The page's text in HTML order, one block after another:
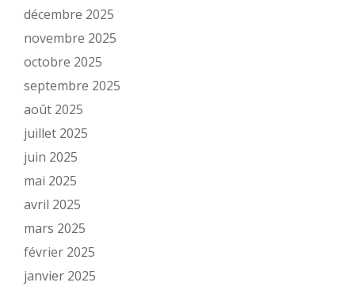
décembre 2025
novembre 2025
octobre 2025
septembre 2025
août 2025
juillet 2025
juin 2025
mai 2025
avril 2025
mars 2025
février 2025
janvier 2025